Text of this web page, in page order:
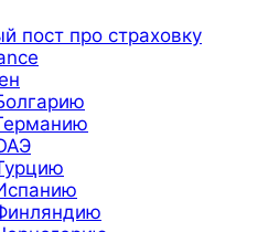
пост про страховку